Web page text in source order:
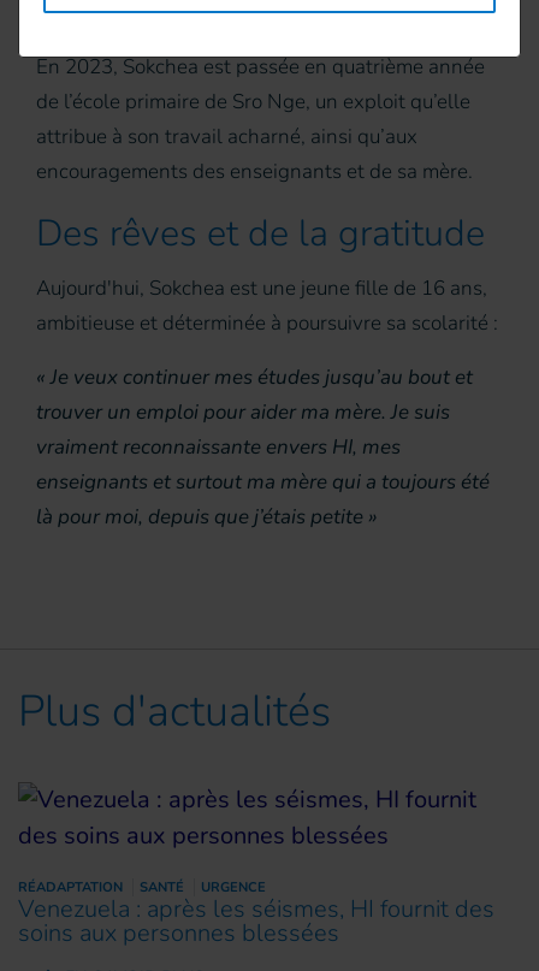
soutenir les élèves en situation de handicap.
En 2023, Sokchea est passée en quatrième année
de l’école primaire de Sro Nge, un exploit qu’elle
attribue à son travail acharné, ainsi qu’aux
encouragements des enseignants et de sa mère.
Des rêves et de la gratitude
Aujourd'hui, Sokchea est une jeune fille de 16 ans,
ambitieuse et déterminée à poursuivre sa scolarité :
« Je veux continuer mes études jusqu’au bout et
trouver un emploi pour aider ma mère. Je suis
vraiment reconnaissante envers HI, mes
enseignants et surtout ma mère qui a toujours été
là pour moi, depuis que j’étais petite »
Plus d'actualités
RÉADAPTATION SANTÉ URGENCE
Venezuela : après les séismes, HI fournit des
soins aux personnes blessées